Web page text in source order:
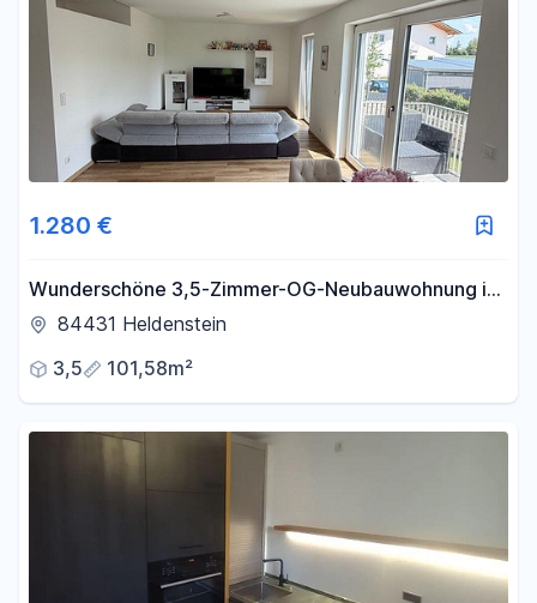
1.280 €
Wunderschöne 3,5-Zimmer-OG-Neubauwohnung in
Randlage in Heldenstein
84431 Heldenstein
3,5
101,58m²